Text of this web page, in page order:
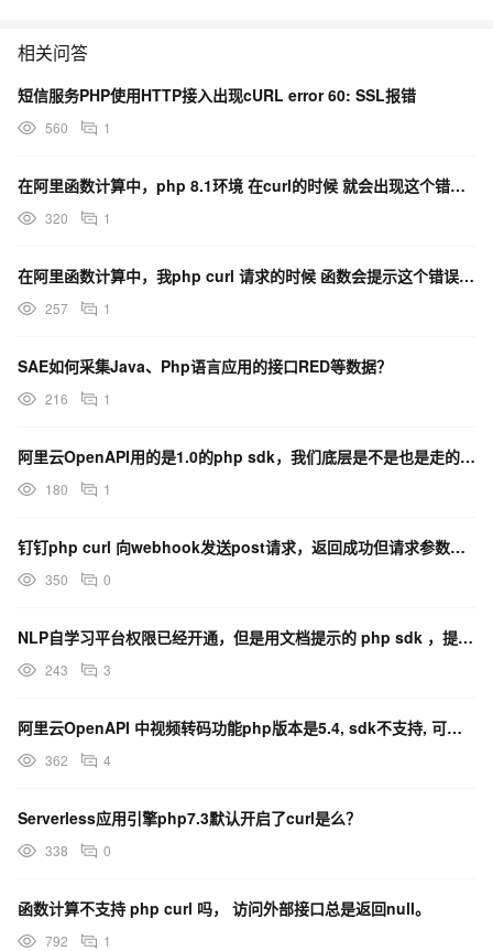
header('content-type:text/html;charset=utf8');
set_time_limit(0);
		$header = array();
		$header[] = 'Host: www.jijizy.com';
		$header[] = 'Referer: http://www.jijizy点com/vodlist/?5.html';
		$header[] = 'Cookie: ASPSESSIONIDCQSCBQTQ=KENHHCCBNJIHOENLHOPPDDEP; visid_incap_427008=QIp7l1y1TDGlqfVwnEOzoDSjQ1UAAAAAQUIPAAAAAAAXvgoGtlHuuAruMaA4ffZ2; incap_ses_260_427008=a9roNtU3BnuYxY1nSbWbAzSjQ1UAAAAAX0bJTMtBKjPzLOpEVxCP4w==';
		$header[] = 'Accept: text/html,application/xhtml+xml,application/xml;q=0.9,*/*;q=0.8,UC/145,plugin/1,alipay/un';
		$header[] = 'Connection: keep-alive';
		curl_setopt($curl, CURLOPT_HTTPHEADER, $header);
        // 不输出header头信息
        curl_setopt($curl, CURLOPT_HEADER, 0);
        // 保存到字符串而不是输出
        curl_setopt($curl, CURLOPT_RETURNTRANSFER, 1);
        $rs = curl_exec($curl);
相关问答
短信服务PHP使用HTTP接入出现cURL error 60: SSL报错
560 1
在阿里函数计算中，php 8.1环境 在curl的时候 就会出现这个错误，是为什么呢？
320 1
在阿里函数计算中，我php curl 请求的时候 函数会提示这个错误 是为什么？
257 1
SAE如何采集Java、Php语言应用的接口RED等数据？
216 1
阿里云OpenAPI用的是1.0的php sdk，我们底层是不是也是走的curl来发起请求的？
180 1
钉钉php curl 向webhook发送post请求，返回成功但请求参数丢失，怎么办？
350 0
NLP自学习平台权限已经开通，但是用文档提示的 php sdk ，提示 curl 错误？
243 3
阿里云OpenAPI 中视频转码功能php版本是5.4, sdk不支持, 可以通过curl , RE
362 4
Serverless应用引擎php7.3默认开启了curl是么？
338 0
函数计算不支持 php curl 吗， 访问外部接口总是返回null。
792 1